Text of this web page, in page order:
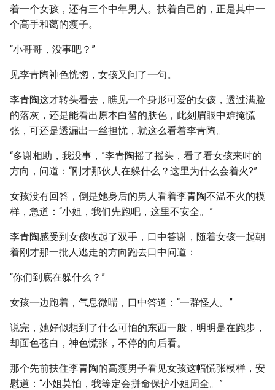
着一个女孩，还有三个中年男人。扶着自己的，正是其中一
个高手和蔼的瘦子。
“小哥哥，没事吧？”
见李青陶神色恍惚，女孩又问了一句。
李青陶这才转头看去，瞧见一个身形可爱的女孩，透过满脸
的落灰，还是能看出原本白皙的肤色，此刻眉眼中难掩慌
张，可还是透漏出一丝担忧，就这么看着李青陶。
“多谢相助，我没事，”李青陶摇了摇头，看了看女孩来时的
方向，问道：“刚才那伙人在躲什么？这里为什么会着火?”
女孩没有回答，倒是她身后的男人看着李青陶不温不火的模
样，急道：“小姐，我们先跑吧，这里不安全。”
李青陶感受到女孩收起了双手，口中答谢，随着女孩一起朝
着刚才那一批人逃走的方向跑去口中问道：
“你们到底在躲什么？”
女孩一边跑着，气息微喘，口中答道：“一群怪人。”
说完，她好似想到了什么可怕的东西一般，明明是在跑步，
却面色苍白，神色慌张，不停的向后看。
那个先前扶住李青陶的高瘦男子看见女孩这幅慌张模样，安
慰道：“小姐莫怕，我等定会拼命保护小姐周全。”